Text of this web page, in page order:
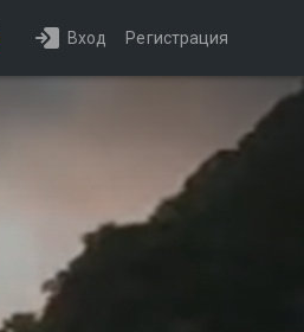
Вход Регистрация